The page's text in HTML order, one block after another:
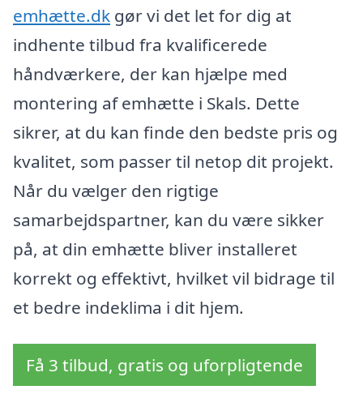
emhætte.dk gør vi det let for dig at
indhente tilbud fra kvalificerede
håndværkere, der kan hjælpe med
montering af emhætte i Skals. Dette
sikrer, at du kan finde den bedste pris og
kvalitet, som passer til netop dit projekt.
Når du vælger den rigtige
samarbejdspartner, kan du være sikker
på, at din emhætte bliver installeret
korrekt og effektivt, hvilket vil bidrage til
et bedre indeklima i dit hjem.
Få 3 tilbud, gratis og uforpligtende